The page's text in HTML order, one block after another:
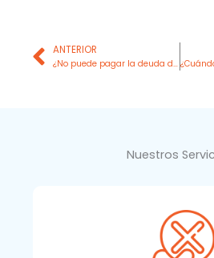
Prev
ANTERIOR
¿No puede pagar la deuda de tarjetas de crédito?
Nuestros